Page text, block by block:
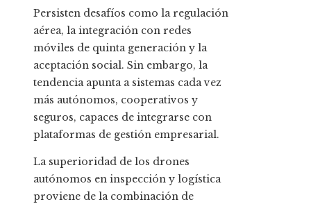
Persisten desafíos como la regulación
aérea, la integración con redes
móviles de quinta generación y la
aceptación social. Sin embargo, la
tendencia apunta a sistemas cada vez
más autónomos, cooperativos y
seguros, capaces de integrarse con
plataformas de gestión empresarial.
La superioridad de los drones
autónomos en inspección y logística
proviene de la combinación de